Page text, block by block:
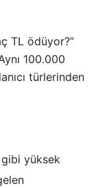
TL ödüyor?”
100.000
türlerinden
yüksek